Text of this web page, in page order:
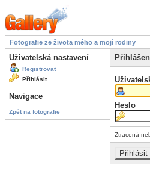
Fotografie ze života mého a mojí rodiny
Uživatelská nastavení
Registrovat
Přihlásit
Navigace
Zpět na fotografie
Heslo
Ztracená